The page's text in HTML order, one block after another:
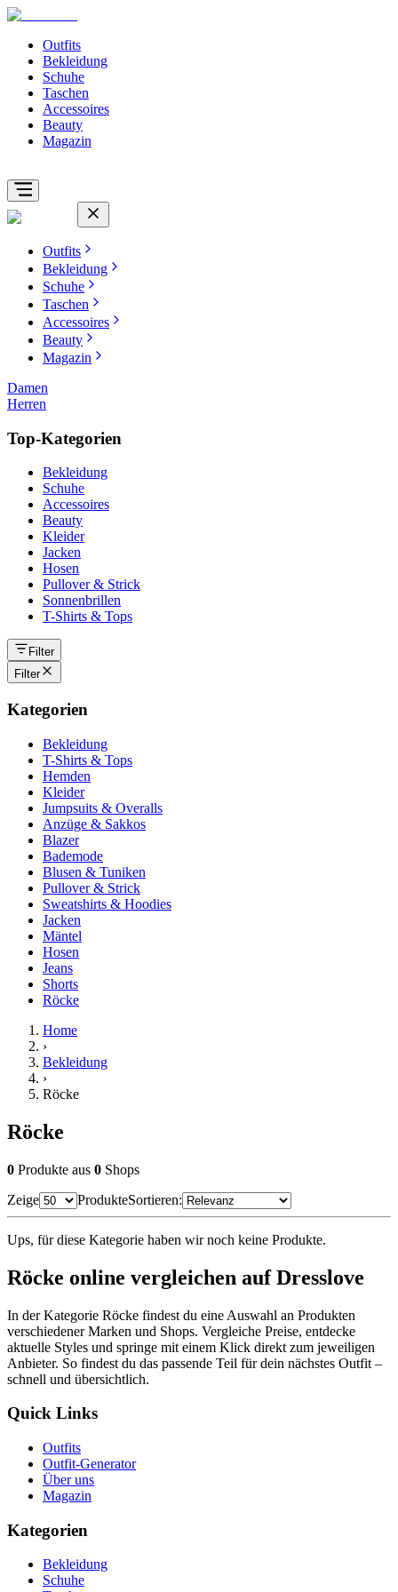
Outfits
Bekleidung
Schuhe
Taschen
Accessoires
Beauty
Magazin
Outfits
Bekleidung
Schuhe
Taschen
Accessoires
Beauty
Magazin
Damen
Herren
Top-Kategorien
Bekleidung
Schuhe
Accessoires
Beauty
Kleider
Jacken
Hosen
Pullover & Strick
Sonnenbrillen
T-Shirts & Tops
Filter
Filter
Kategorien
Bekleidung
T-Shirts & Tops
Hemden
Kleider
Jumpsuits & Overalls
Anzüge & Sakkos
Blazer
Bademode
Blusen & Tuniken
Pullover & Strick
Sweatshirts & Hoodies
Jacken
Mäntel
Hosen
Jeans
Shorts
Röcke
Home
›
Bekleidung
›
Röcke
Röcke
0 Produkte aus 0 Shops
Zeige
ProdukteSortieren:
Ups, für diese Kategorie haben wir noch keine Produkte.
Röcke online vergleichen auf Dresslove
In der Kategorie Röcke findest du eine Auswahl an Produkten
verschiedener Marken und Shops. Vergleiche Preise, entdecke
aktuelle Styles und springe mit einem Klick direkt zum jeweiligen
Anbieter. So findest du das passende Teil für dein nächstes Outfit –
schnell und übersichtlich.
Quick Links
Outfits
Outfit-Generator
Über uns
Magazin
Kategorien
Bekleidung
Schuhe